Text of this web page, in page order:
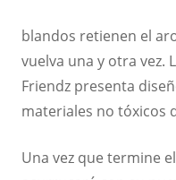
blandos retienen el
vuelva una y otra vez.
Friendz presenta
materiales no tóxicos
Una vez que termine